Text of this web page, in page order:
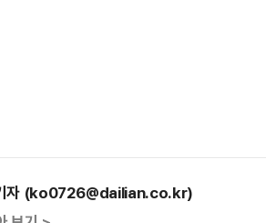
자 (ko0726@dailian.co.kr)